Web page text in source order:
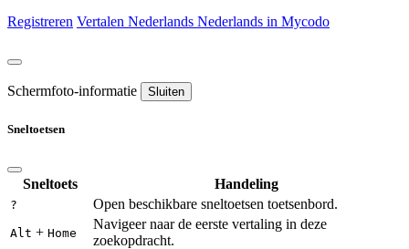
Registreren Vertalen Nederlands Nederlands in Mycodo
Schermfoto-informatie Sluiten
Sneltoetsen
Sneltoets Handeling
? Open beschikbare sneltoetsen toetsenbord.
Alt + Home
Navigeer naar de eerste vertaling in deze
zoekopdracht.